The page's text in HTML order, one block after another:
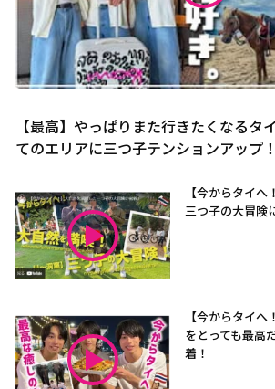
【最高】やっぱりまた行きたくなるタ
てのエリアに三つ子テンションアップ！
【今からタイ
三つ子の大冒険
【今からタイ
をとっても最高
着！